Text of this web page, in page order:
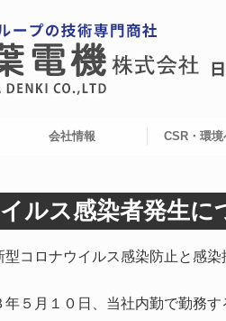
会社情報 CSR・環
ルス感染者発生に
コロナウイルス感染防止と感染
５月１０日、当社内勤で勤務す